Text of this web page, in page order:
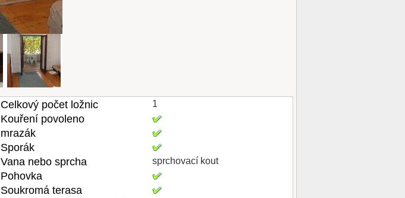
Celkový počet ložnic 1
Kouření povoleno
mrazák
Sporák
Vana nebo sprcha sprchovací kout
Pohovka
Soukromá terasa